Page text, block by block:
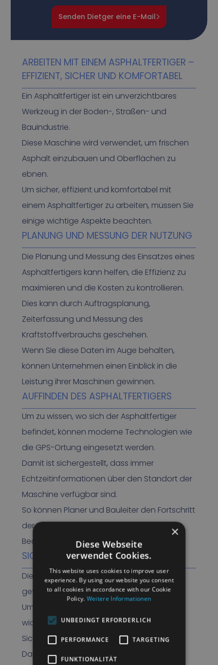
Senden Dietger eine E-Mail
ARBEITEN MIT EINEM ASPHALTFERTIGER –
EFFIZIENT, SICHER UND KOMFORTABEL
Ein Asphaltfertiger ist ein unverzichtbares
Werkzeug in der Boden-, Straßen- und
Bauindustrie.
Diese Maschine wird verwendet, um frischen
Asphalt einzubauen und Oberflächen zu
ebnen.
Um sicher, effizient und komfortabel mit
einem Asphaltfertiger zu arbeiten, müssen Sie
einige wichtige Aspekte beachten.
PLANUNG UND MESSUNG DER NUTZUNG
Die Planung und Messung des Einsatzes eines
Asphaltfertigers kann helfen, die Effizienz zu
maximieren und die Kosten zu kontrollieren.
Dies kann durch Auftragsplanung,
Zeiterfassung und Messung des
Kraftstoffverbrauchs geschehen.
Wenn Sie diese Daten im Auge behalten,
können Unternehmen einen Einblick in die
Leistung ihrer Maschinen gewinnen.
AUFFINDEN DES ASPHALTFERTIGERS
Um zu wissen, wo sich der Asphaltfertiger
befindet, können moderne Technologien wie
die GPS-Ortung eingesetzt werden.
Damit ist sichergestellt, dass immer
Echtzeitinformationen über den Standort der
Maschine verfügbar sind.
So können Planer und Bauleiter den Fortschritt
der Arbeiten leicht überwachen und bei
Bedarf Anpassungen vornehmen.
SICHERHEIT & KOMFORT
Die Arbeit mit einem Asphaltfertiger birgt
gewisse Gefahren.
Um die Sicherheit zu gewährleisten, ist es
wichtig, angemessene
Sicherheitsmaßnahmen zu treffen.
Dazu gehören gute Beleuchtung und
×
Diese Webseite
verwendet Cookies.
This website uses cookies to improve user
experience. By using our website you consent
to all cookies in accordance with our Cookie
Policy.Weitere Informationen
UNBEDINGT ERFORDERLICH
PERFORMANCE TARGETING
FUNKTIONALITÄT